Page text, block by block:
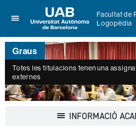
per
desplegar
el
menú
de
Facultat
de
Universitat
Autònoma
Barcelona
Facultat de
Logopèdia
Graus
Totes les titulacions tenen una
externes
INFORMACIÓ